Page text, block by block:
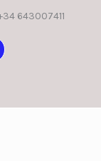
643007411